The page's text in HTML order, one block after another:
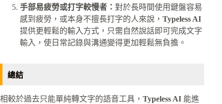
手部易疲勞或打字較慢者： 對於長時間使用鍵盤容易
感到疲勞，或本身不擅長打字的人來說， Typeless AI
提供更輕鬆的輸入方式，只需自然說話即可完成文字
輸入，使日常記錄與溝通變得更加輕鬆無負擔。
總結
相較於過去只能單純轉文字的語音工具， Typeless AI 能進